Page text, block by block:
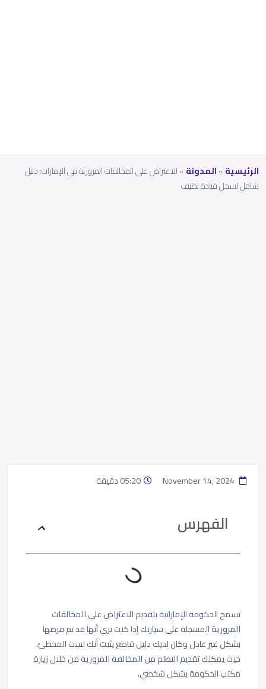
الرئيسية»المدونة»الاعتراض على المخالفات المرورية في الإمارات: دليل
شامل لسجل قيادة نظيف
05:20 دقيقة
الفهرس
تسمح الحكومة الإماراتية بتقديمالاعتراض على المخالفات
المروريةالمسجلة على سيارتك إذا كنت ترى أنها قد تم فرضها
بشكل غير عادل وكان لديك دليل قاطع يثبت أنك لست المخطئ،
حيث يمكنك تقديمالتظلم من المخالفة المروريةمن خلال زيارة
مكتب الحكومة بشكل شخصي.